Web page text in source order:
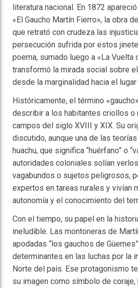
literatura nacional. En 1872
«El Gaucho Martín Fierro», la obra
que retrató con crudeza las
persecución sufrida por estos
poema, sumado luego a «La Vuelta
transformó la mirada social sobre
desde la marginalidad hacia el
Históricamente, el término
describir a los habitantes criollos
campos del siglo XVIII y XIX. Su
discutido, aunque una de las
huachu, que significa “huérfano” o
autoridades coloniales solían
vagabundos o sujetos peligrosos,
expertos en tareas rurales y vivían
autonomía y el conocimiento del
Con el tiempo, su papel en la
ineludible. Las montoneras de
apodadas “los gauchos de
determinantes en las luchas por la
Norte del país. Ese protagonismo
su imagen como símbolo de coraje,